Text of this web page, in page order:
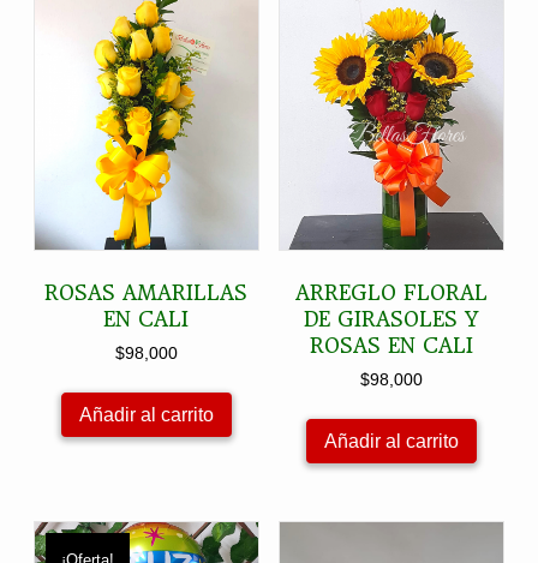
ROSAS AMARILLAS
EN CALI
$98,000
Añadir al carrito
ARREGLO FLORAL
DE GIRASOLES Y
ROSAS EN CALI
$98,000
Añadir al carrito